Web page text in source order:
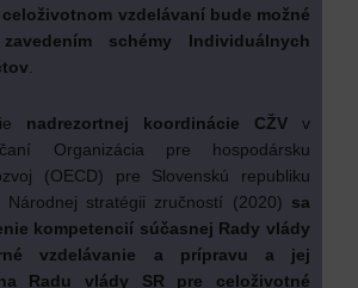
vzdelávaní bude možné
schémy Individuálnych
.
nadrezortnej koordinácie CŽV v
Organizácia pre hospodársku
(OECD) pre Slovenskú republiku
Národnej stratégii zručností (2020) sa
kompetencií súčasnej Rady vlády
vzdelávanie a prípravu a jej
Radu vlády SR pre celoživotné